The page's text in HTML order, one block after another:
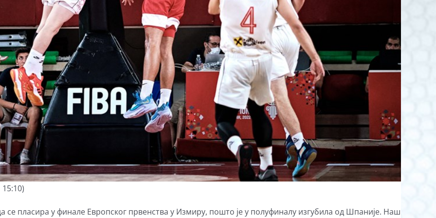
се пласира у финале Европског првенства у Измиру, пошто је у полуфиналу изгубила од Шпаније. Наш